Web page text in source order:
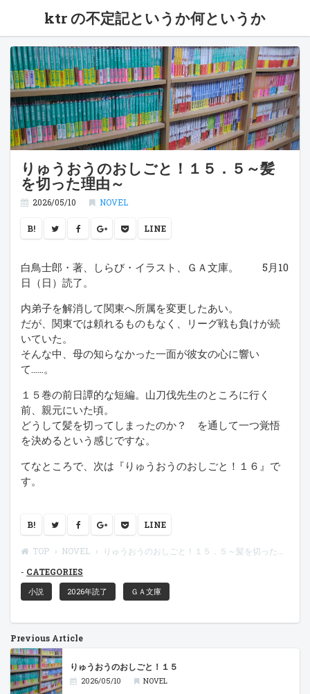
ktr の不定記というか何というか
りゅうおうのおしごと！１５．５～髪
を切った理由～
2026/05/10 NOVEL
B! LINE
白鳥士郎・著、しらび・イラスト、ＧＡ文庫。 5月10
日（日）読了。
内弟子を解消して関東へ所属を変更したあい。
だが、関東では頼れるものもなく、リーグ戦も負けが続
いていた。
そんな中、母の知らなかった一面が彼女の心に響い
て……。
１５巻の前日譚的な短編。山刀伐先生のところに行く
前、親元にいた頃。
どうして髪を切ってしまったのか？ を通して一つ覚悟
を決めるという感じですな。
てなところで、次は『りゅうおうのおしごと！１６』で
す。
B! LINE
TOP NOVEL
りゅうおうのおしごと！１５．５～髪を切った理由～
CATEGORIES
小説 2026年読了 ＧＡ文庫
Previous Article
りゅうおうのおしごと！１５
2026/05/10 NOVEL